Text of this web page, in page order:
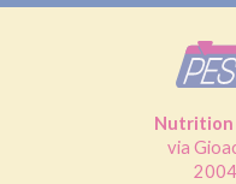
Nutrition
via